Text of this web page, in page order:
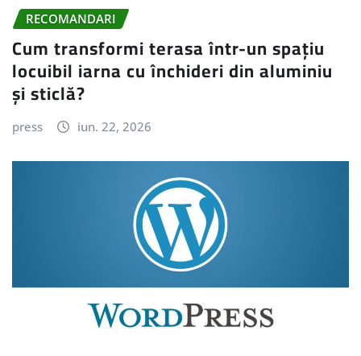
RECOMANDARI
Cum transformi terasa într-un spațiu
locuibil iarna cu închideri din aluminiu
și sticlă?
press iun. 22, 2026